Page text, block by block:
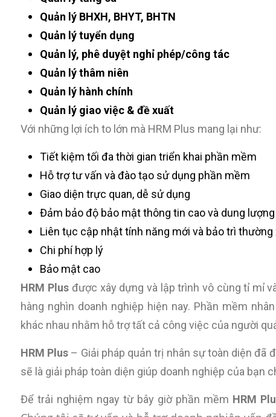
Quản lý BHXH, BHYT, BHTN
Quản lý tuyển dụng
Quản lý, phê duyệt nghỉ phép/công tác
Quản lý thâm niên
Quản lý hành chính
Quản lý giao việc & đề xuất
Với những lợi ích to lớn mà HRM Plus mang lại như:
Tiết kiệm tối đa thời gian triển khai phần mềm
Hỗ trợ tư vấn và đào tạo sử dụng phần mềm
Giao diện trực quan, dễ sử dụng
Đảm bảo độ bảo mật thông tin cao và dung
Liên tục cập nhật tính năng mới và bảo trì thường
Chi phí hợp lý
Bảo mật cao
HRM Plus được xây dựng và lập trình vô cùng tỉ mỉ
hàng nghìn doanh nghiệp hiện nay. Phần mềm
khác nhau nhằm hỗ trợ tất cả công việc của người
HRM Plus – Giải pháp quản trị nhân sự toàn diện
sẽ là giải pháp toàn diện giúp doanh nghiệp của bạn
Để trải nghiệm ngay từ bây giờ phần mềm HRM